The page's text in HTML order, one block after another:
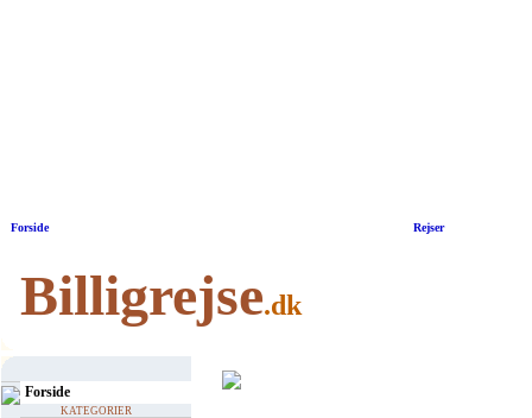
Forside Rejser
Billigrejse.dk
Forside
KATEGORIER